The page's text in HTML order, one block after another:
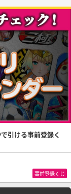
引ける事前登録く
事前登録くじ